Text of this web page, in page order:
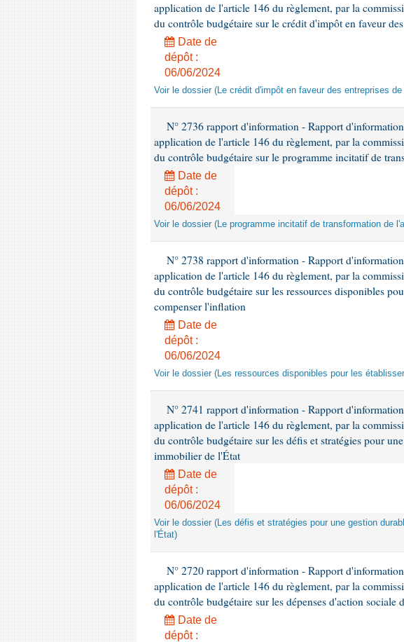
application de l'article 146 du règlement, par la
du contrôle budgétaire sur le crédit d'impôt en faveur
Date de
dépôt :
06/06/2024
Voir le dossier (Le crédit d'impôt en faveur des entreprises
N° 2736 rapport d'information - Rapport
application de l'article 146 du règlement, par la
du contrôle budgétaire sur le programme incitatif de
Date de
dépôt :
06/06/2024
Voir le dossier (Le programme incitatif de transformation de
N° 2738 rapport d'information - Rapport
application de l'article 146 du règlement, par la
du contrôle budgétaire sur les ressources disponibles
compenser l'inflation
Date de
dépôt :
06/06/2024
Voir le dossier (Les ressources disponibles pour les
N° 2741 rapport d'information - Rapport
application de l'article 146 du règlement, par la
du contrôle budgétaire sur les défis et stratégies pour
immobilier de l'État
Date de
dépôt :
06/06/2024
Voir le dossier (Les défis et stratégies pour une gestion
l'État)
N° 2720 rapport d'information - Rapport
application de l'article 146 du règlement, par la
du contrôle budgétaire sur les dépenses d'action sociale
Date de
dépôt :